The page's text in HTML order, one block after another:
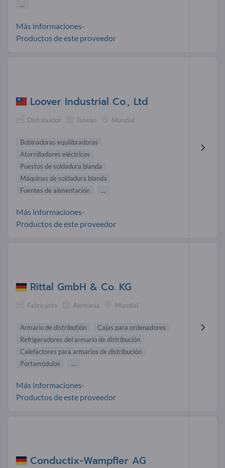
...
Más informaciones-
Productos de este proveedor
Loover Industrial Co., Ltd
Distribuidor Taiwán Mundial
Bobinadoras equilibradoras
Atornilladores eléctricos
Puestos de soldadura blanda
Máquinas de soldadura blanda
Fuentes de alimentación
...
Más informaciones-
Productos de este proveedor
Rittal GmbH & Co. KG
Fabricante Alemania Mundial
Armario de distributión
Cajas para ordenadores
Refrigeradores del armario de distribución
Calefactores para armarios de distribución
Portamódulos
...
Más informaciones-
Productos de este proveedor
Conductix-Wampfler AG